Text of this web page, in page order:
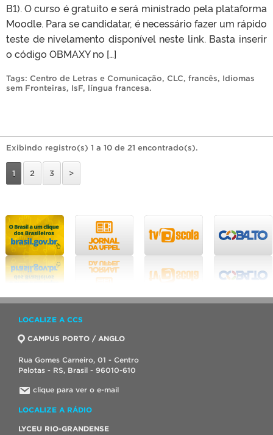
B1). O curso é gratuito e será ministrado pela plataforma
Moodle. Para se candidatar, é necessário fazer um rápido
teste de nivelamento disponível neste link. Basta inserir
o código OBMAXY no […]
Tags: Centro de Letras e Comunicação, CLC, francês, Idiomas
sem Fronteiras, IsF, língua francesa.
Exibindo registro(s) 1 a 10 de 21 encontrado(s).
1 2 3 >
LOCALIZE A CCS
CAMPUS PORTO / ANGLO
Rua Gomes Carneiro, 01 - Centro
Pelotas - RS, Brasil - 96010-610
clique para ver o e-mail
LOCALIZE A RÁDIO
LYCEU RIO-GRANDENSE